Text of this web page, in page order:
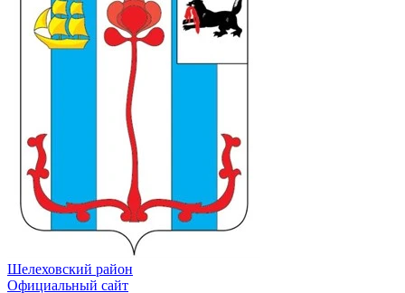
Шелеховский район
Официальный сайт